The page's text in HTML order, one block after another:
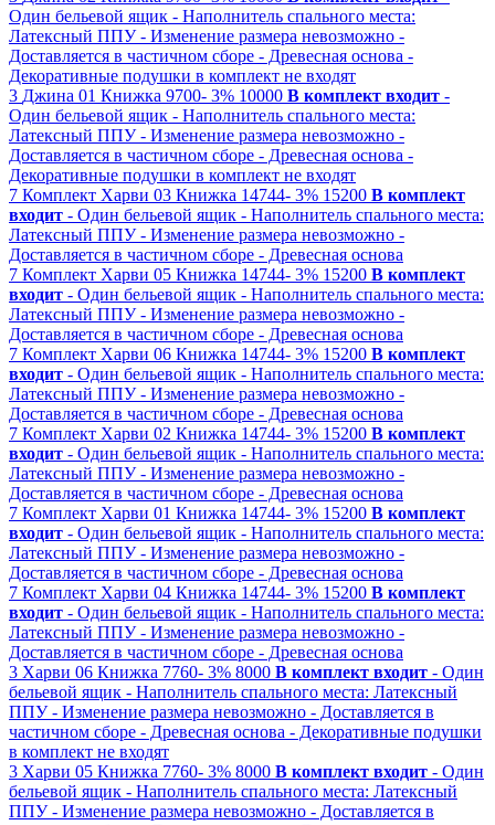
Один бельевой ящик - Наполнитель спального места:
Латексный ППУ - Изменение размера невозможно -
Доставляется в частичном сборе - Древесная основа -
Декоративные подушки в комплект не входят
3 Джина 01 Книжка 9700- 3% 10000 В комплект входит -
Один бельевой ящик - Наполнитель спального места:
Латексный ППУ - Изменение размера невозможно -
Доставляется в частичном сборе - Древесная основа -
Декоративные подушки в комплект не входят
7 Комплект Харви 03 Книжка 14744- 3% 15200 В комплект
входит - Один бельевой ящик - Наполнитель спального места:
Латексный ППУ - Изменение размера невозможно -
Доставляется в частичном сборе - Древесная основа
7 Комплект Харви 05 Книжка 14744- 3% 15200 В комплект
входит - Один бельевой ящик - Наполнитель спального места:
Латексный ППУ - Изменение размера невозможно -
Доставляется в частичном сборе - Древесная основа
7 Комплект Харви 06 Книжка 14744- 3% 15200 В комплект
входит - Один бельевой ящик - Наполнитель спального места:
Латексный ППУ - Изменение размера невозможно -
Доставляется в частичном сборе - Древесная основа
7 Комплект Харви 02 Книжка 14744- 3% 15200 В комплект
входит - Один бельевой ящик - Наполнитель спального места:
Латексный ППУ - Изменение размера невозможно -
Доставляется в частичном сборе - Древесная основа
7 Комплект Харви 01 Книжка 14744- 3% 15200 В комплект
входит - Один бельевой ящик - Наполнитель спального места:
Латексный ППУ - Изменение размера невозможно -
Доставляется в частичном сборе - Древесная основа
7 Комплект Харви 04 Книжка 14744- 3% 15200 В комплект
входит - Один бельевой ящик - Наполнитель спального места:
Латексный ППУ - Изменение размера невозможно -
Доставляется в частичном сборе - Древесная основа
3 Харви 06 Книжка 7760- 3% 8000 В комплект входит - Один
бельевой ящик - Наполнитель спального места: Латексный
ППУ - Изменение размера невозможно - Доставляется в
частичном сборе - Древесная основа - Декоративные подушки
в комплект не входят
3 Харви 05 Книжка 7760- 3% 8000 В комплект входит - Один
бельевой ящик - Наполнитель спального места: Латексный
ППУ - Изменение размера невозможно - Доставляется в